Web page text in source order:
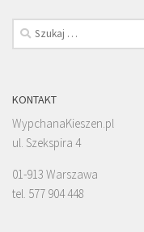
Szukaj:
KONTAKT
WypchanaKieszen.pl
ul. Szekspira 4
01-913 Warszawa
tel. 577 904 448